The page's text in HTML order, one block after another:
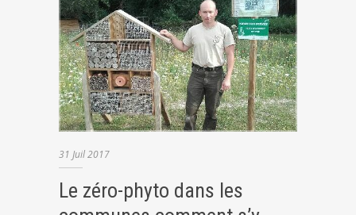
31 Juil2017
Le zéro-phyto dans les